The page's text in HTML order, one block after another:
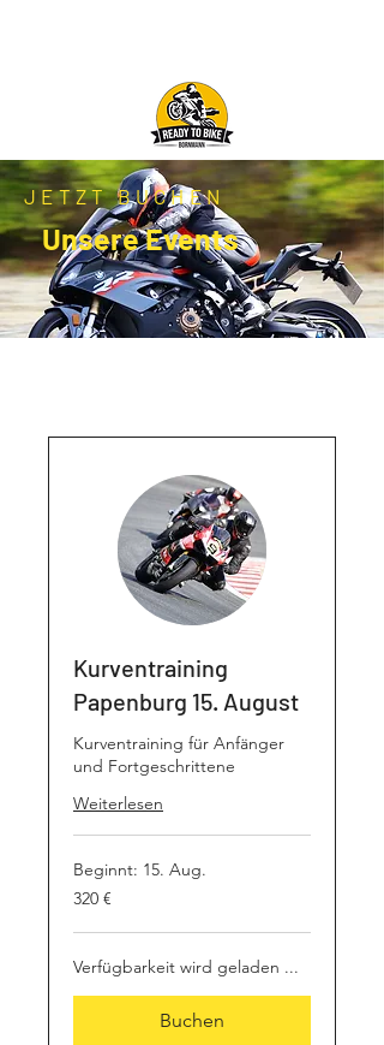
JETZT BUCHEN
Unsere Events
Kurventraining
Papenburg 15. August
Kurventraining für Anfänger
und Fortgeschrittene
Weiterlesen
Beginnt: 15. Aug.
320
Euro
320 €
Verfügbarkeit wird geladen ...
Buchen